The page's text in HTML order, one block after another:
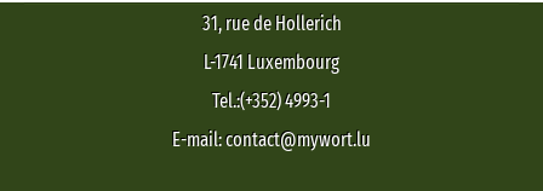
31, rue de Hollerich
L-1741 Luxembourg
Tel.:(+352) 4993-1
E-mail: contact@mywort.lu